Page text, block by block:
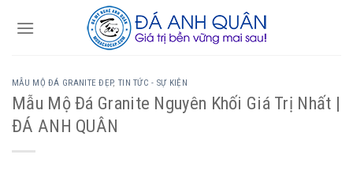
MẪU MỘ ĐÁ GRANITE ĐẸP, TIN TỨC - SỰ KIỆN
Mẫu Mộ Đá Granite Nguyên Khối Giá Trị Nhất |
ĐÁ ANH QUÂN